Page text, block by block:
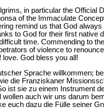
in particular the
of the Immaculate
remind us that God
to God for their first native
time. Commending to
of violence to
love. God bless you all!
Sprache willkommen;
die Franziskaner
ist sie zu einem Instrument
auch wir uns darum
euch dazu die Fülle seiner